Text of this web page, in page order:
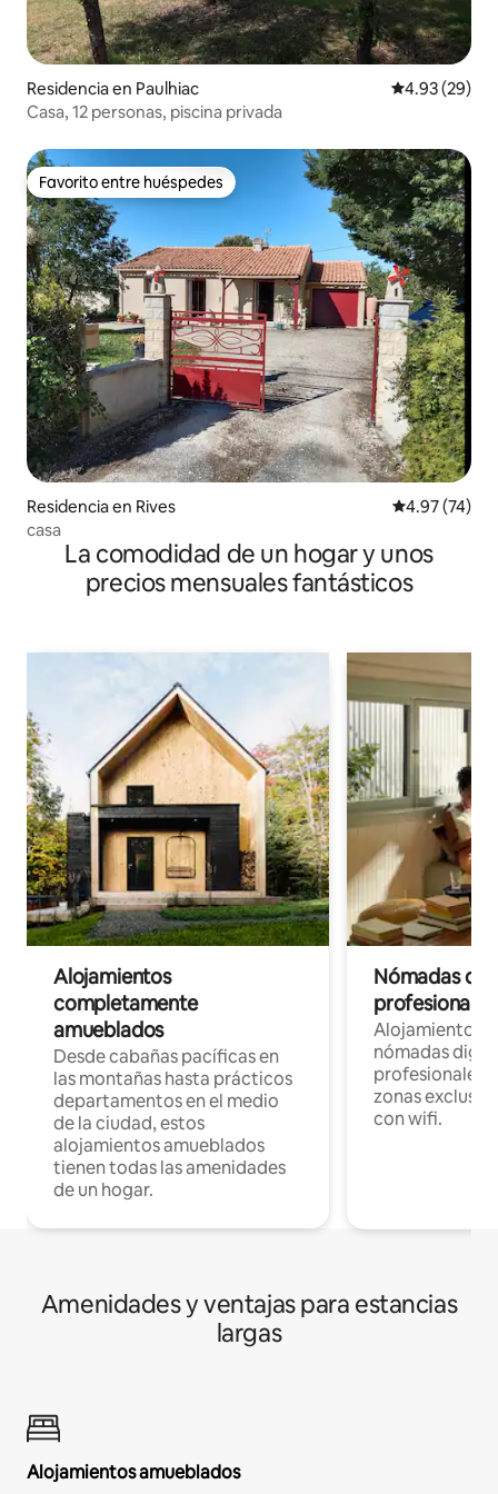
Residencia en Paulhiac Calificación
4.93 (29)
Casa, 12 personas, piscina privada
Favorito entre huéspedes
Favorito entre huéspedes
Residencia en Rives Calificación
4.97 (74)
casa
La comodidad de un hogar y unos
precios mensuales fantásticos
Alojamientos
completamente
amueblados
Desde cabañas pacíficas en
las montañas hasta prácticos
departamentos en el medio
de la ciudad, estos
alojamientos amueblados
tienen todas las amenidades
de un hogar.
Nómadas
Alojamientos
nómadas
profesionales
zonas
con wifi.
Amenidades y ventajas para estancias
largas
Alojamientos amueblados